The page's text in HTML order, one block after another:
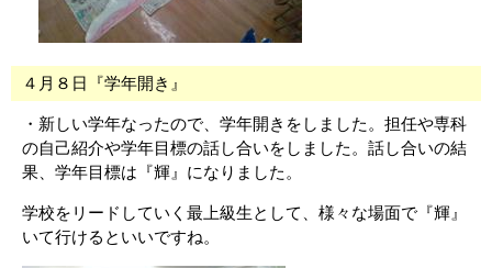
４月８日『学年開き』
・新しい学年なったので、学年開きをしました。担任や専科
の自己紹介や学年目標の話し合いをしました。話し合いの結
果、学年目標は『輝』になりました。
学校をリードしていく最上級生として、様々な場面で『輝』
いて行けるといいですね。